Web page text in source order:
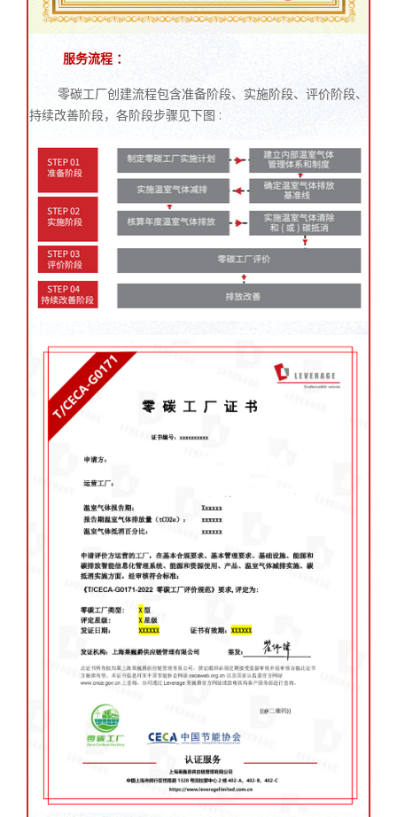
服务流程 ：
零碳工厂创建流程包含准备阶段、实施阶段、评价阶段、
持续改善阶段，各阶段步骤见下图 :